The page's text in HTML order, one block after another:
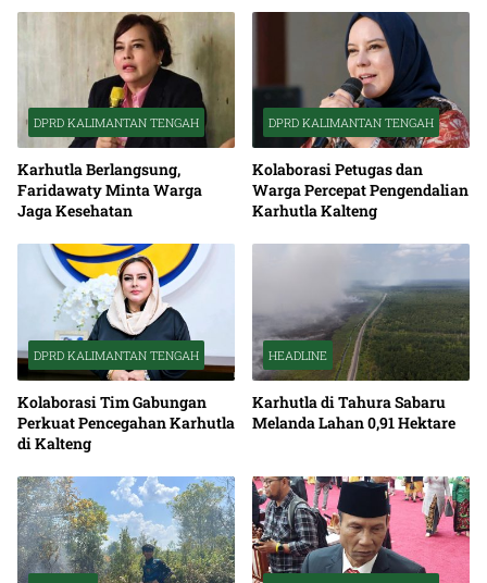
DPRD KALIMANTAN TENGAH
Karhutla Berlangsung,
Faridawaty Minta Warga
Jaga Kesehatan
DPRD KALIMANTAN TENGAH
Kolaborasi Petugas dan
Warga Percepat Pengendalian
Karhutla Kalteng
DPRD KALIMANTAN TENGAH
Kolaborasi Tim Gabungan
Perkuat Pencegahan Karhutla
di Kalteng
HEADLINE
Karhutla di Tahura Sabaru
Melanda Lahan 0,91 Hektare